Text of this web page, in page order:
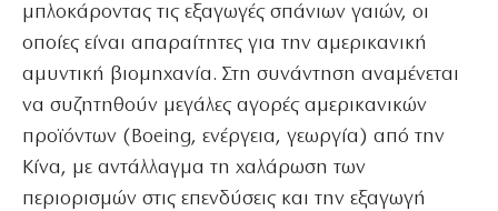
μπλοκάροντας τις εξαγωγές σπάνιων γαιών, οι
οποίες είναι απαραίτητες για την αμερικανική
αμυντική βιομηχανία. Στη συνάντηση αναμένεται
να συζητηθούν μεγάλες αγορές αμερικανικών
προϊόντων (Boeing, ενέργεια, γεωργία) από την
Κίνα, με αντάλλαγμα τη χαλάρωση των
περιορισμών στις επενδύσεις και την εξαγωγή